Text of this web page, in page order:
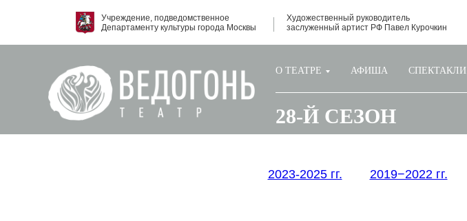
Учреждение, подведомственное
Департаменту культуры города Москвы
Художественный руководитель
заслуженный артист РФ Павел Курочкин
О ТЕАТРЕ АФИША СПЕКТАКЛИ
28-Й СЕЗОН
2023-2025 гг. 2019−2022 гг.